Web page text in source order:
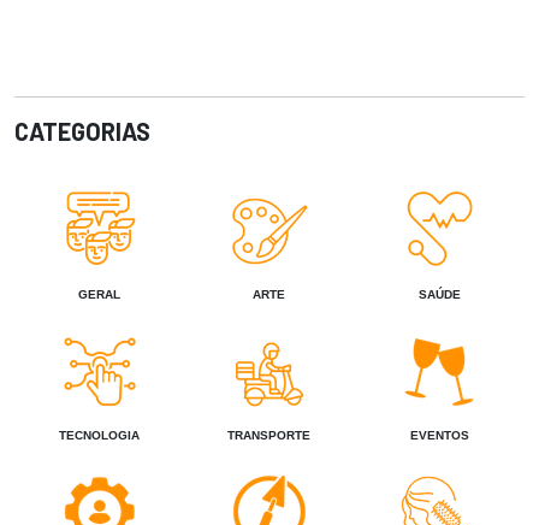
CATEGORIAS
GERAL ARTE SAÚDE
TECNOLOGIA TRANSPORTE EVENTOS